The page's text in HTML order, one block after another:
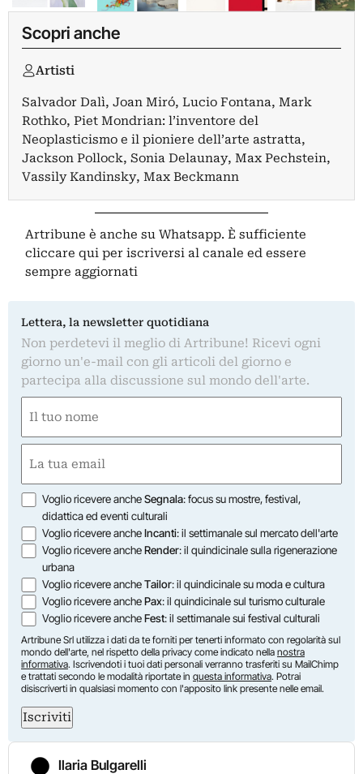
Scopri anche
Artisti
Salvador Dalì, Joan Miró, Lucio Fontana, Mark
Rothko, Piet Mondrian: l’inventore del
Neoplasticismo e il pioniere dell’arte astratta,
Jackson Pollock, Sonia Delaunay, Max Pechstein,
Vassily Kandinsky, Max Beckmann
Artribune è anche su Whatsapp. È sufficiente
cliccare qui per iscriversi al canale ed essere
sempre aggiornati
Lettera, la newsletter quotidiana
Non perdetevi il meglio di Artribune! Ricevi ogni
giorno un'e-mail con gli articoli del giorno e
partecipa alla discussione sul mondo dell'arte.
(Obbligatorio)
Nome
(Obbligatorio)
Opzioni
Voglio ricevere ancheSegnala: focus su mostre, festival,
didattica ed eventi culturali
Voglio ricevere ancheIncanti: il settimanale sul mercato dell'arte
Voglio ricevere ancheRender: il quindicinale sulla rigenerazione
urbana
Voglio ricevere ancheTailor: il quindicinale su moda e cultura
Voglio ricevere anchePax: il quindicinale sul turismo culturale
Voglio ricevere ancheFest: il settimanale sui festival culturali
Artribune Srl utilizza i dati da te forniti per tenerti informato con regolarità sul
mondo dell'arte, nel rispetto della privacy come indicato nella nostra
informativa. Iscrivendoti i tuoi dati personali verranno trasferiti su MailChimp
e trattati secondo le modalità riportate in questa informativa. Potrai
disiscriverti in qualsiasi momento con l'apposito link presente nelle email.
Iscriviti
Ilaria Bulgarelli